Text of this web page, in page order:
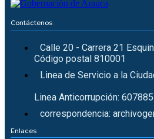
Contáctenos
Calle 20 - Carrera 21
Código postal 810001
Linea de Servicio a la
Linea Anticorrupción:
correspondencia:
Enlaces